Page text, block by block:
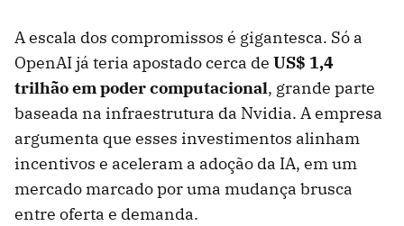
A escala dos compromissos é gigantesca. Só a
OpenAI já teria apostado cerca de US$ 1,4
trilhão em poder computacional, grande parte
baseada na infraestrutura da Nvidia. A empresa
argumenta que esses investimentos alinham
incentivos e aceleram a adoção da IA, em um
mercado marcado por uma mudança brusca
entre oferta e demanda.